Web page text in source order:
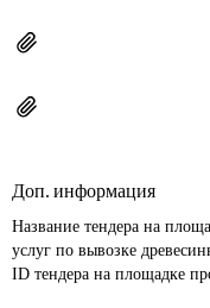
Доп. информация
Название тендера на
услуг по вывозке
ID тендера на площадке